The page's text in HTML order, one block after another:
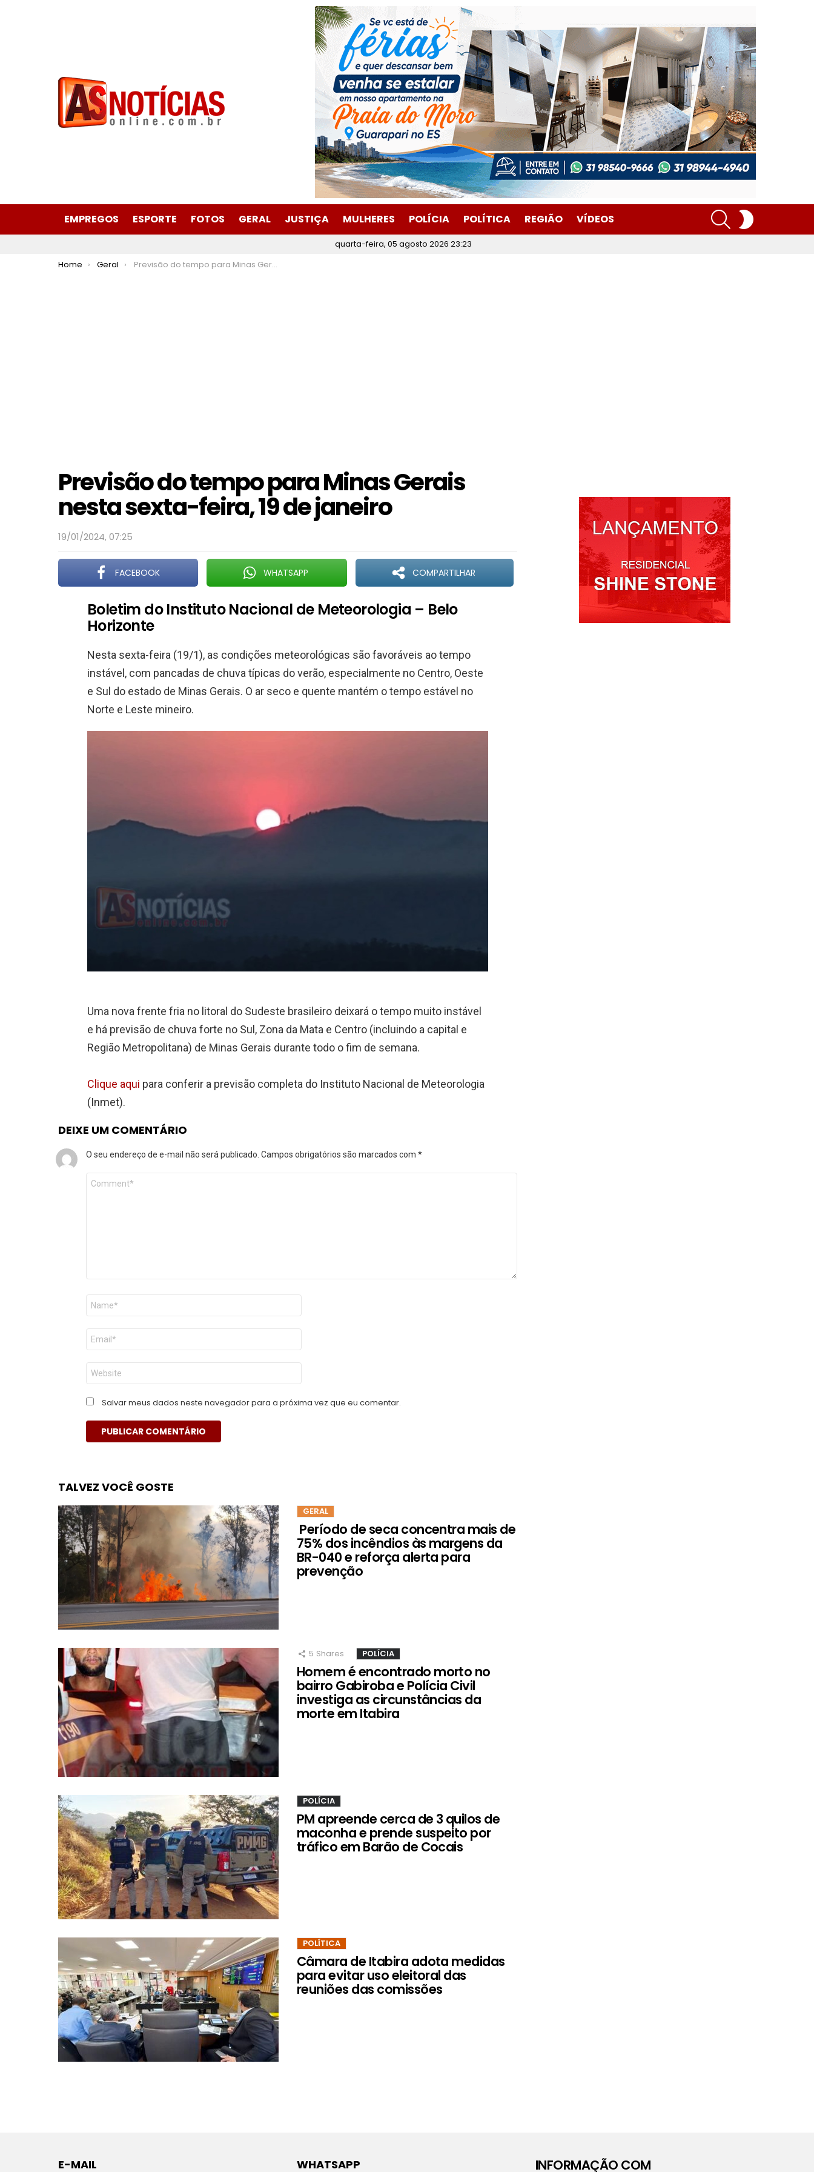
EMPREGOS ESPORTE FOTOS GERAL JUSTIÇA MULHERES POLÍCIA POLÍTICA REGIÃO VÍDEOS
SEARCH
quarta-feira, 05 agosto 2026 23:23
You are here:
Home Geral Previsão do tempo para Minas Gerais nesta sexta-feira, 19 de janeiro
Previsão do tempo para Minas Gerais
nesta sexta-feira, 19 de janeiro
19/01/2024, 07:25
FACEBOOK WHATSAPP COMPARTILHAR
Boletim do Instituto Nacional de Meteorologia – Belo
Horizonte
Nesta sexta-feira (19/1), as condições meteorológicas são favoráveis ao tempo
instável, com pancadas de chuva típicas do verão, especialmente no Centro, Oeste
e Sul do estado de Minas Gerais. O ar seco e quente mantém o tempo estável no
Norte e Leste mineiro.
Uma nova frente fria no litoral do Sudeste brasileiro deixará o tempo muito instável
e há previsão de chuva forte no Sul, Zona da Mata e Centro (incluindo a capital e
Região Metropolitana) de Minas Gerais durante todo o fim de semana.
Clique aqui para conferir a previsão completa do Instituto Nacional de Meteorologia
(Inmet).
DEIXE UM COMENTÁRIO
O seu endereço de e-mail não será publicado. Campos obrigatórios são marcados com *
Comentário
Nome
E-
mail
*
Site
Salvar meus dados neste navegador para a próxima vez que eu comentar.
TALVEZ VOCÊ GOSTE
GERAL
Período de seca concentra mais de
75% dos incêndios às margens da
BR-040 e reforça alerta para
prevenção
5 Shares POLÍCIA
Homem é encontrado morto no
bairro Gabiroba e Polícia Civil
investiga as circunstâncias da
morte em Itabira
POLÍCIA
PM apreende cerca de 3 quilos de
maconha e prende suspeito por
tráfico em Barão de Cocais
POLÍTICA
Câmara de Itabira adota medidas
para evitar uso eleitoral das
reuniões das comissões
E-MAIL WHATSAPP INFORMAÇÃO COM